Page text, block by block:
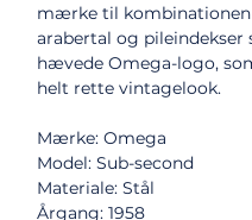
mærke til
arabertal og pileindekser
hævede Omega-logo,
helt rette vintagelook.
Mærke: Omega
Model: Sub-second
Materiale: Stål
Årgang: 1958